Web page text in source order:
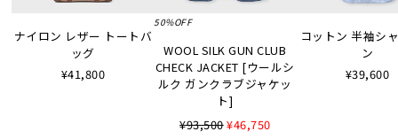
ナイロン レザー トートバ
ッグ
¥41,800
50%OFF
WOOL SILK GUN CLUB
CHECK JACKET [ウールシ
ルク ガンクラブジャケッ
ト]
¥93,500¥46,750
コットン 半袖シ
ン
¥39,600